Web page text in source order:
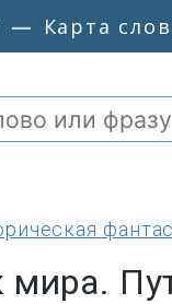
— Карта
мира.